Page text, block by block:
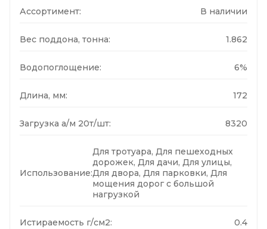
Ассортимент: В наличии
Вес поддона, тонна: 1.862
Водопоглощение: 6%
Длина, мм: 172
Загрузка а/м 20т/шт: 8320
Использование:
Для тротуара, Для пешеходных
дорожек, Для дачи, Для улицы,
Для двора, Для парковки, Для
мощения дорог с большой
нагрузкой
Истираемость г/см2: 0.4